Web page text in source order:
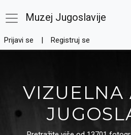
Muzej Jugoslavije
Prijavi se Registruj se
VIZUELNA